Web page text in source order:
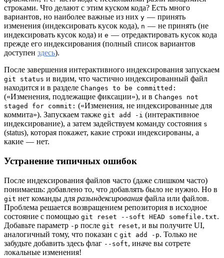
строками. Что делают с этим куском кода? Есть много
вариантов, но наиболее важные из них y — принять
изменения (индексировать кусок кода), n — не принять (не
индексировать кусок кода) и e — отредактировать кусок кода
прежде его индексирования (полный список вариантов
доступен здесь).
После завершения интерактивного индексирования запускаем
git status и видим, что частично индексированный файл
находится и в разделе Changes to be committed:
(«Изменения, подлежащие фиксации»), и в Changes not
staged for commit: («Изменения, не индексированные для
коммита»). Запускаем также git add -i (интерактивное
индексирование), а затем задействуем команду состояния s
(status), которая покажет, какие строки индексированы, а
какие — нет.
Устранение типичных ошибок
После индексирования файлов часто (даже слишком часто)
понимаешь: добавлено то, что добавлять было не нужно. Но в
git нет команды для разындексирования файла или файлов.
Проблема решается возвращением репозитория в исходное
состояние с помощью git reset --soft HEAD somefile.txt.
Добавьте параметр -p после git reset, и вы получите UI,
аналогичный тому, что показан с git add -p. Только не
забудьте добавить здесь флаг --soft, иначе вы сотрете
локальные изменения!